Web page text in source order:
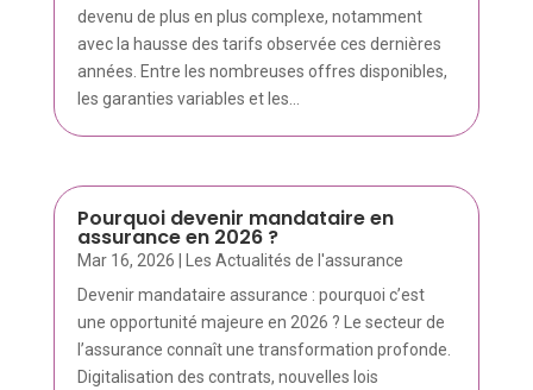
devenu de plus en plus complexe, notamment
avec la hausse des tarifs observée ces dernières
années. Entre les nombreuses offres disponibles,
les garanties variables et les...
Pourquoi devenir mandataire en
assurance en 2026 ?
Mar 16, 2026
Les Actualités de l'assurance
Devenir mandataire assurance : pourquoi c’est
une opportunité majeure en 2026 ? Le secteur de
l’assurance connaît une transformation profonde.
Digitalisation des contrats, nouvelles lois